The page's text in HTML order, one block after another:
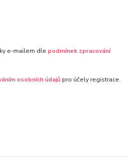
e-mailem dle podmínek zpracování
osobních údajůpro účely registrace.